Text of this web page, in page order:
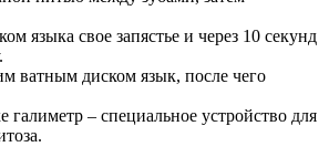
языка свое запястье и через 10 секунд
ватным диском язык, после чего
галиметр – специальное устройство для